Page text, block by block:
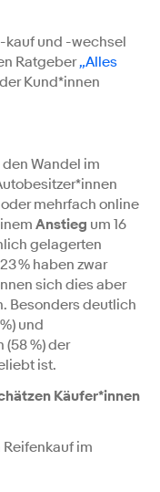
kauf und -wechsel
Ratgeber„Alles
Kund*innen
Wandel im
mehrfach online
Anstieg um 16
gelagerten
% haben zwar
sich dies aber
Besonders deutlich
und
%) der
ist.
Käufer*innen
im